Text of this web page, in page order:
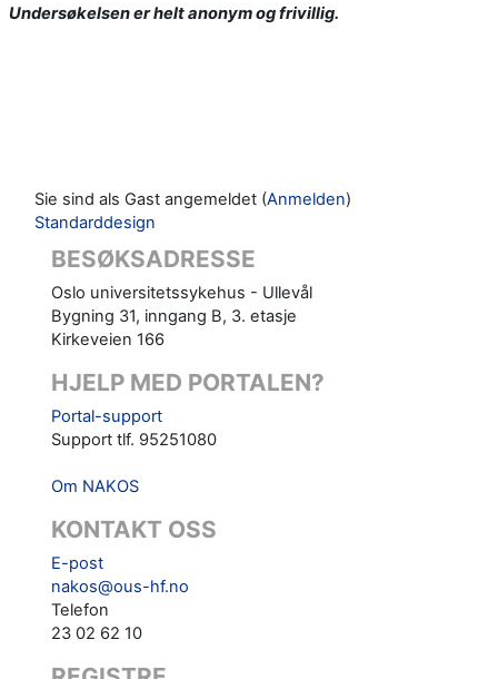
Undersøkelsen er helt anonym og frivillig.
Sie sind als Gast angemeldet (Anmelden)
Standarddesign
BESØKSADRESSE
Oslo universitetssykehus - Ullevål
Bygning 31, inngang B, 3. etasje
Kirkeveien 166
HJELP MED PORTALEN?
Portal-support
Support tlf. 95251080
Om NAKOS
KONTAKT OSS
E-post
nakos@ous-hf.no
Telefon
23 02 62 10